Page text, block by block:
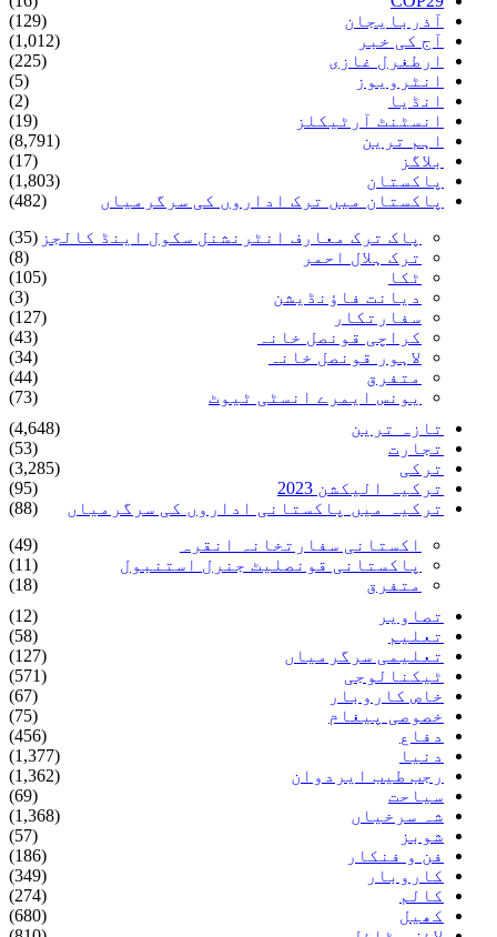
آذربایجان
(129)
آج کی خبر
(1,012)
ارطغرل غازی
(225)
انٹرویوز
(5)
انڈیا
(2)
انسٹنٹ آرٹیکلز
(19)
اہم ترین
(8,791)
بلاگز
(17)
پاکستان
(1,803)
پاکستان میں ترک اداروں کی سرگرمیاں
(482)
پاک ترک معارف انٹرنشنل سکول اینڈ کالجز (35)
ترک ہلال احمر
(8)
ٹکا
(105)
دیانت فاؤنڈیشن
(3)
سفارتکار
(127)
کراچی قونصل خانہ
(43)
لاہور قونصل خانہ
(34)
متفرق
(44)
یونس ایمرے انسٹی ٹیوٹ
(73)
تازہ ترین
(4,648)
تجارت
(53)
ترکی
(3,285)
ترکیہ الیکشن 2023
(95)
ترکیہ میں پاکستانی اداروں کی سرگرمیاں
(88)
اکستانی سفارتخانہ انقرہ
(49)
پاکستانی قونصلیٹ جنرل استنبول
(11)
متفرق
(18)
تصاویر
(12)
تعلیم
(58)
تعلیمی سرگرمیاں
(127)
ٹیکنالوجی
(571)
خاص کاروبار
(67)
خصوصی پیغام
(75)
دفاع
(456)
دنیا
(1,377)
رجب طیب ایردوان
(1,362)
سیاحت
(69)
شہ سرخیاں
(1,368)
شوبز
(57)
فن و فنکار
(186)
کاروبار
(349)
کالم
(274)
کھیل
(680)